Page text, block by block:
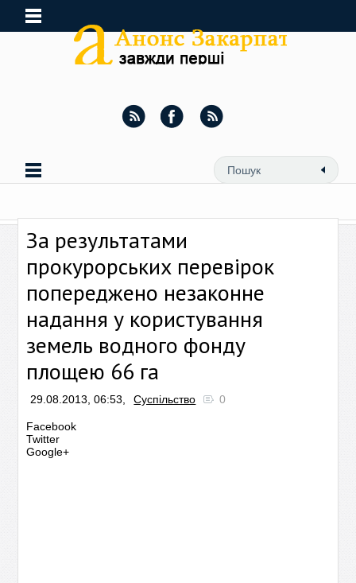
За результатами
прокурорських перевірок
попереджено незаконне
надання у користування
земель водного фонду
площею 66 га
29.08.2013, 06:53, Суспільство 0
Facebook
Twitter
Google+